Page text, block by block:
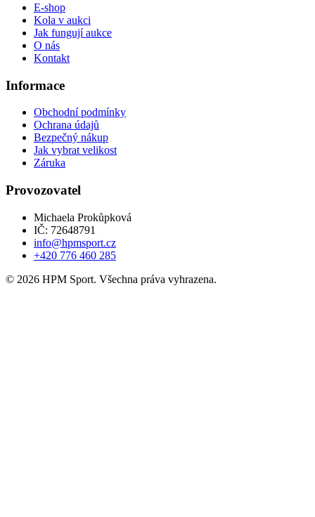
E-shop
Kola v aukci
Jak fungují aukce
O nás
Kontakt
Informace
Obchodní podmínky
Ochrana údajů
Bezpečný nákup
Jak vybrat velikost
Záruka
Provozovatel
Michaela Prokůpková
IČ: 72648791
info@hpmsport.cz
+420 776 460 285
© 2026 HPM Sport. Všechna práva vyhrazena.